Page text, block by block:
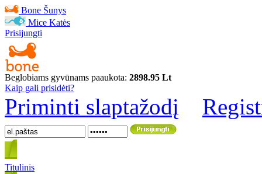
Bone Šunys
Mice Katės
Prisijungti
Beglobiams gyvūnams paaukota: 2898.95 Lt
Kaip gali prisidėti?
Priminti slaptažodį
Titulinis